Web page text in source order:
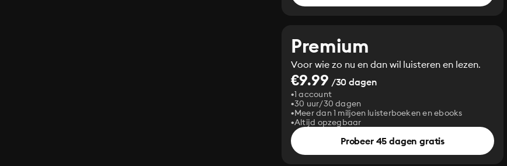
Premium
Voor wie zo nu en dan wil luisteren en lezen.
€9.99 /30 dagen
1 account
30 uur/30 dagen
Meer dan 1 miljoen luisterboeken en ebooks
Altijd opzegbaar
Probeer 45 dagen gratis